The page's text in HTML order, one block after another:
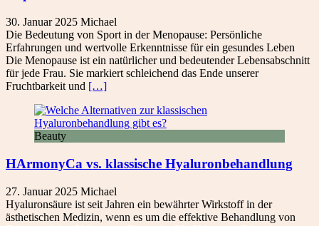
30. Januar 2025 Michael
Die Bedeutung von Sport in der Menopause: Persönliche
Erfahrungen und wertvolle Erkenntnisse für ein gesundes Leben
Die Menopause ist ein natürlicher und bedeutender Lebensabschnitt
für jede Frau. Sie markiert schleichend das Ende unserer
Fruchtbarkeit und […]
Beauty
HArmonyCa vs. klassische Hyaluronbehandlung
27. Januar 2025 Michael
Hyaluronsäure ist seit Jahren ein bewährter Wirkstoff in der
ästhetischen Medizin, wenn es um die effektive Behandlung von